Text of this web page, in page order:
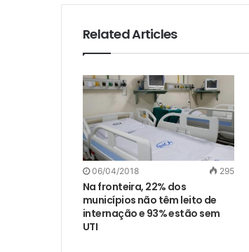
Related Articles
06/04/2018 295
Na fronteira, 22% dos
municípios não têm leito de
internação e 93% estão sem
UTI